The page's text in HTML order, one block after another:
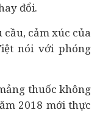
đổi.
cảm xúc của
nói với phóng
thuốc không
2018 mới thực